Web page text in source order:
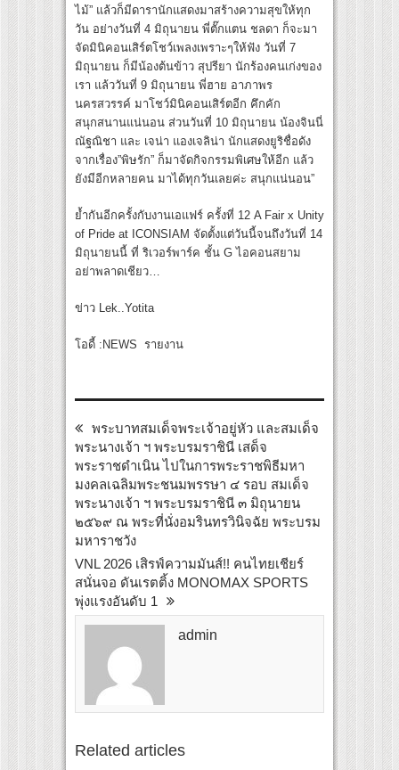
ไม้” แล้วก็มีดารานักแสดงมาสร้างความสุขให้ทุก
วัน อย่างวันที่ 4 มิถุนายน พี่ตั๊กแตน ชลดา ก็จะมา
จัดมินิคอนเสิร์ตโชว์เพลงเพราะๆให้ฟัง วันที่ 7
มิถุนายน ก็มีน้องต้นข้าว สุปรียา นักร้องคนเก่งของ
เรา แล้ววันที่ 9 มิถุนายน พี่ฮาย อาภาพร
นครสวรรค์ มาโชว์มินิคอนเสิร์ตอีก คึกคัก
สนุกสนานแน่นอน ส่วนวันที่ 10 มิถุนายน น้องจินนี่
ณัฐณิชา และ เจน่า แองเจลิน่า นักแสดงยูริชื่อดัง
จากเรื่อง”พิษรัก” ก็มาจัดกิจกรรมพิเศษให้อีก แล้ว
ยังมีอีกหลายคน มาได้ทุกวันเลยค่ะ สนุกแน่นอน”
ย้ำกันอีกครั้งกับงานเอแฟร์ ครั้งที่ 12 A Fair x Unity
of Pride at ICONSIAM จัดตั้งแต่วันนี้จนถึงวันที่ 14
มิถุนายนนี้ ที่ ริเวอร์พาร์ค ชั้น G ไอคอนสยาม
อย่าพลาดเชียว…
ข่าว Lek..Yotita
โอดี้ :NEWS รายงาน
พระบาทสมเด็จพระเจ้าอยู่หัว และสมเด็จ
พระนางเจ้า ฯ พระบรมราชินี เสด็จ
พระราชดำเนิน ไปในการพระราชพิธีมหา
มงคลเฉลิมพระชนมพรรษา ๔ รอบ สมเด็จ
พระนางเจ้า ฯ พระบรมราชินี ๓ มิถุนายน
๒๕๖๙ ณ พระที่นั่งอมรินทรวินิจฉัย พระบรม
มหาราชวัง
VNL 2026 เสิรฟ์ความมันส์!! คนไทยเชียร์
สนั่นจอ ดันเรตติ้ง MONOMAX SPORTS
พุ่งแรงอันดับ 1
admin
Related articles